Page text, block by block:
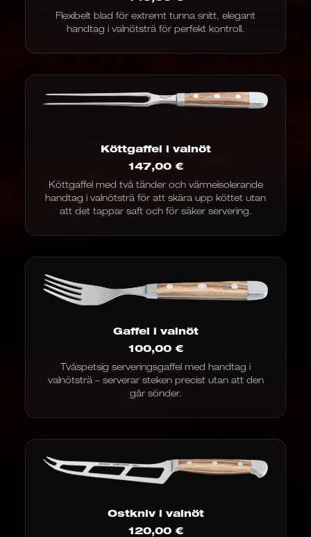
Flexibelt blad för extremt tunna snitt, elegant
handtag i valnötsträ för perfekt kontroll.
Köttgaffel i valnöt
147,00 €
Köttgaffel med två tänder och värmeisolerande
handtag i valnötsträ för att skära upp köttet utan
att det tappar saft och för säker servering.
Gaffel i valnöt
100,00 €
Tvåspetsig serveringsgaffel med handtag i
valnötsträ – serverar steken precist utan att den
går sönder.
Ostkniv i valnöt
120,00 €